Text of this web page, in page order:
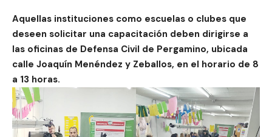
Aquellas instituciones como escuelas o clubes que
deseen solicitar una capacitación deben dirigirse a
las oficinas de Defensa Civil de Pergamino, ubicada
calle Joaquín Menéndez y Zeballos, en el horario de 8
a 13 horas.